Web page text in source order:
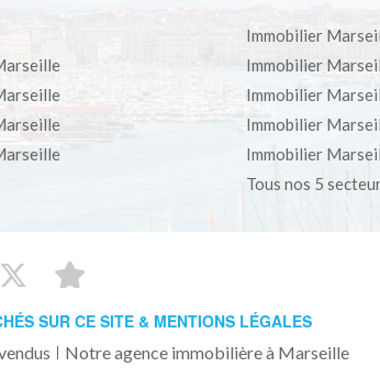
Immobilier
Immobilier
Immobilier
Immobilier
Immobilier
Tous nos 5
SUR CE SITE & MENTIONS LÉGALES
Notre agence immobilière à Marseille